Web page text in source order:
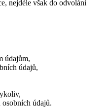
nejdéle však do odvolání
údajům,
údajů,
údajů.